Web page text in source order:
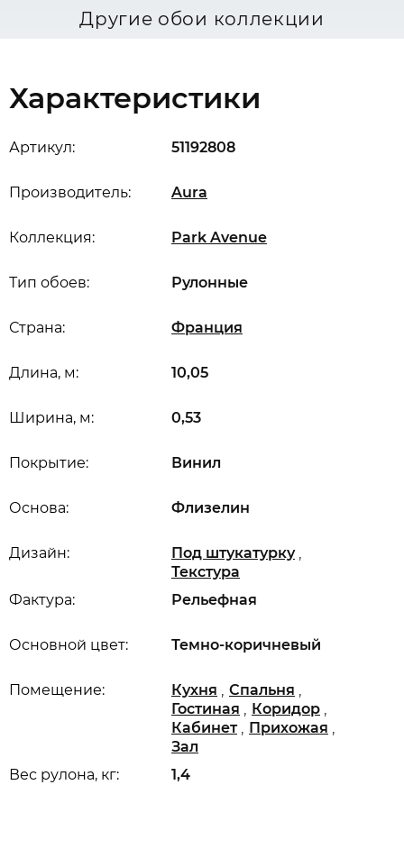
Другие обои коллекции
Характеристики
Артикул: 51192808
Производитель: Aura
Коллекция: Park Avenue
Длина, м: 10,05
Ширина, м: 0,53
Вес рулона, кг: 1,4
Основной цвет: Темно-коричневый
Дизайн: Под штукатурку ,
Текстура
Основа: Флизелин
Покрытие: Винил
Помещение: Кухня , Спальня ,
Гостиная , Коридор ,
Кабинет , Прихожая ,
Зал
Страна: Франция
Тип обоев: Рулонные
Фактура: Рельефная